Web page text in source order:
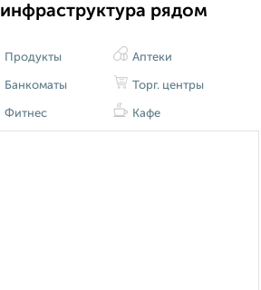
рядом
Продукты
Банкоматы
Фитнес
Аптеки
Торг. центры
Кафе